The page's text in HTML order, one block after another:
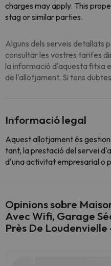
charges may apply. This
stag or similar parties.
Alguns dels serveis detallats
consultar les vostres tarifes
la informació d'aquesta fitxa
de l'allotjament. Si tens
Informació legal
Aquest allotjament és
tant, la prestació del servei
d'una activitat empresarial o
Opinions sobre
Avec Wifi, Garage
Près De Loudenvielle